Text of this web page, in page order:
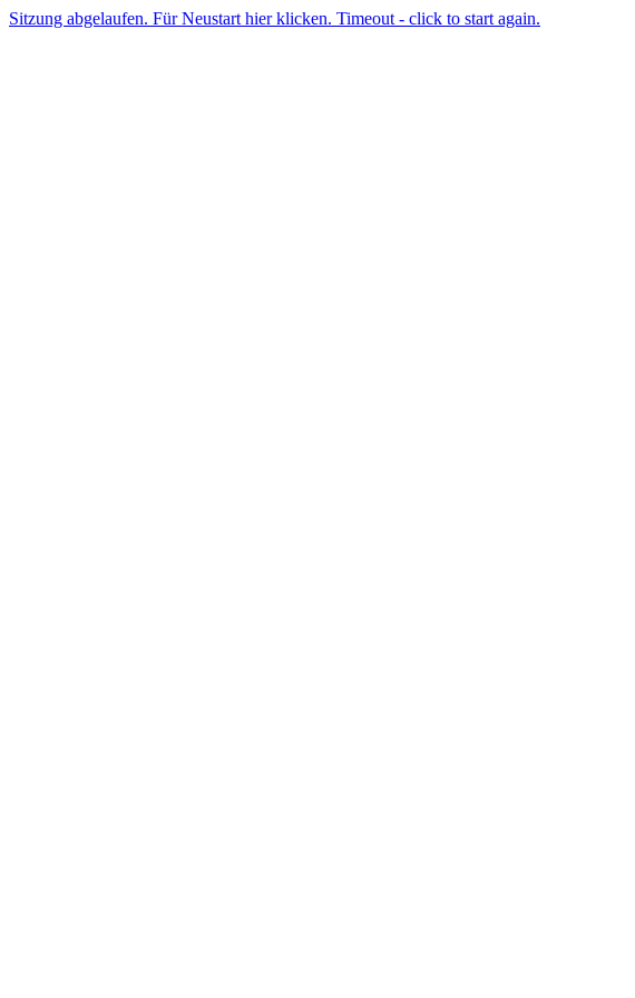
Sitzung abgelaufen. Für Neustart hier klicken. Timeout - click to start again.